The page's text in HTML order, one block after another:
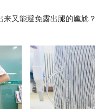
又能避免露出腿的尴尬？